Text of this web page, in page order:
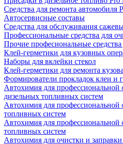
Средства для ремонта автомобиля
Автосервисные составы
Средства для обслуживания
Профессиональные средства для
Прочие професиональные
Клей-герметики для кузовных
Наборы для вклейки стекол
Клей-герметики для ремонта кузова
Формирователи прокладок клеи и
Автохимия для профессиональной
дизельных топливных систем
Автохимия для профессиональной
топливных систем
Автохимия для профессиональной
топливных систем
Автохимия для очистки и